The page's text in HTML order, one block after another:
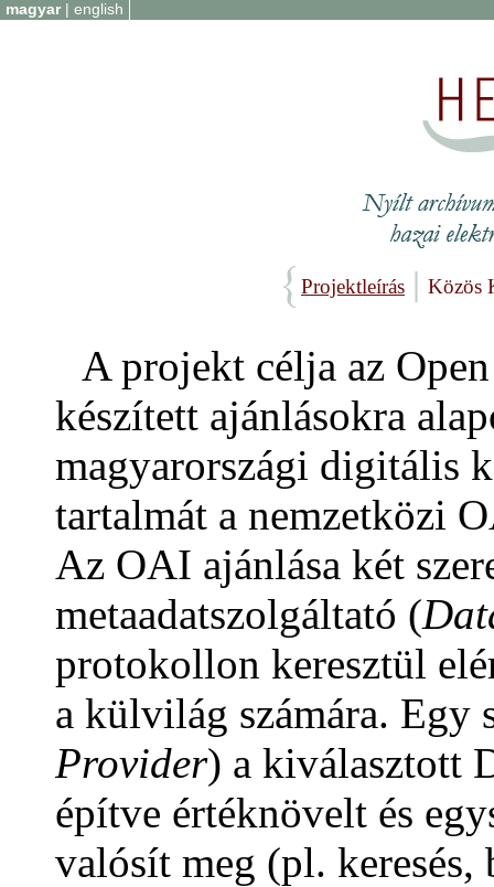
magyar| english
Projektleírás Közös
A projekt célja az
készített ajánlásokra
magyarországi digitális
tartalmát a nemzetközi
Az OAI ajánlása két
metaadatszolgáltató (
protokollon keresztül
a külvilág számára. Egy
Provider) a kiválasztott
építve értéknövelt és
valósít meg (pl. keresés,